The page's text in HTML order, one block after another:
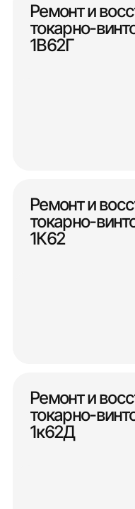
Ремонт и
токарно-
1В62Г
Ремонт и
токарно-
1К62
Ремонт и
токарно-
1к62Д